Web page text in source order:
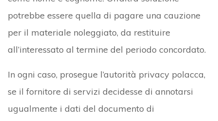
potrebbe essere quella di pagare una cauzione
per il materiale noleggiato, da restituire
all’interessato al termine del periodo concordato.
In ogni caso, prosegue l’autorità privacy polacca,
se il fornitore di servizi decidesse di annotarsi
ugualmente i dati del documento di